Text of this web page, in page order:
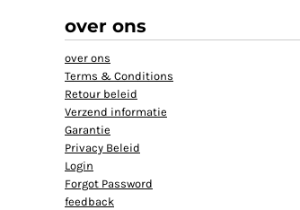
over ons
over ons
Terms & Conditions
Retour beleid
Verzend informatie
Garantie
Privacy Beleid
Login
Forgot Password
feedback